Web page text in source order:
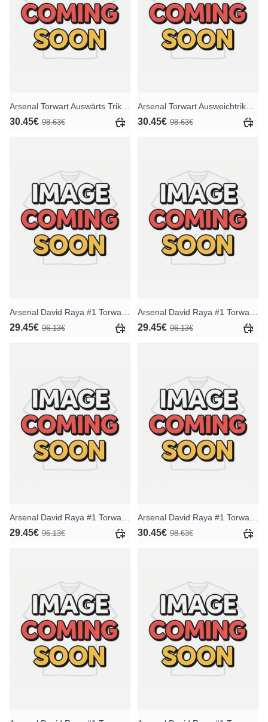
30.45€ 98.63€ 30.45€ 98.63€
29.45€ 96.13€ 29.45€ 96.13€
Arsenal David Raya #1 Torwart Ausweichtrikot für Kinder 2025-26 Kurzarm (+ Kurze Hosen)
29.45€ 96.13€
Arsenal David Raya #1 Torwart Heimtrikotsatz für Kinder 2025-26 Langarm (+ Kurze Hosen)
30.45€ 98.63€